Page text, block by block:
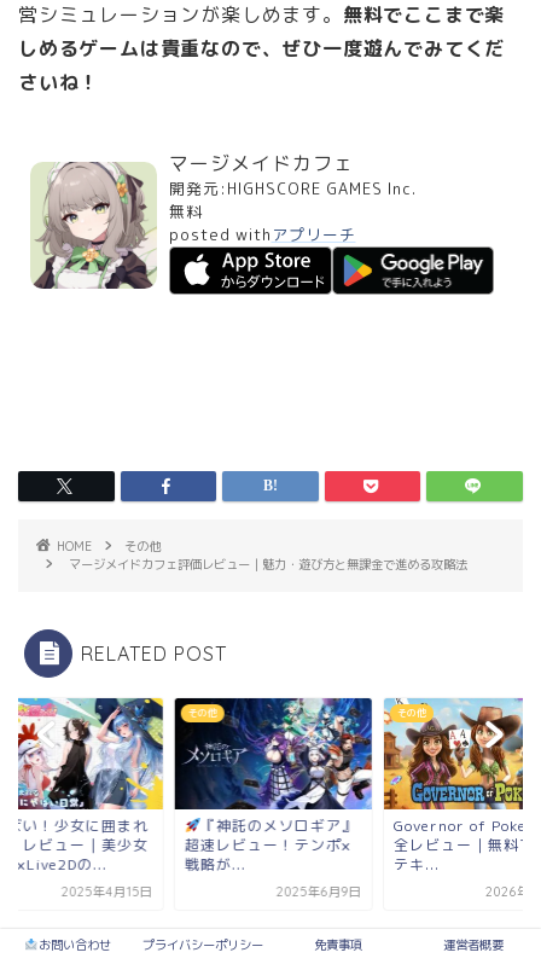
営シミュレーションが楽しめます。 無料でここまで楽
しめるゲームは貴重なので、ぜひ一度遊んでみてくだ
さいね！
マージメイドカフェ
開発元: HIGHSCORE GAMES Inc.
無料
posted with アプリーチ
HOME
その他
マージメイドカフェ評価レビュー｜魅力・遊び方と無課金で進める攻略法
RELATED POST
ばい！少女に囲まれ
】レビュー｜美少女
×Live2Dの...
2025年4月15日
その他
『神託のメソロギア』
超速レビュー！テンポ×
戦略が...
2025年6月9日
その他
Governor of Poker
全レビュー｜無料で
テキ...
2026年1
お問い合わせ プライバシーポリシー 免責事項 運営者概要